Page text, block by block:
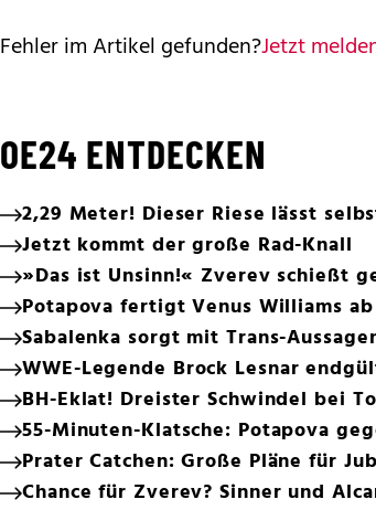
Fehler im Artikel gefunden?Jetzt
OE24 ENTDECKEN
2,29 Meter! Dieser Riese lässt
Jetzt kommt der große Rad-Knall
»Das ist Unsinn!« Zverev schießt
Potapova fertigt Venus Williams ab
Sabalenka sorgt mit Trans-
WWE-Legende Brock Lesnar
BH-Eklat! Dreister Schwindel bei
55-Minuten-Klatsche: Potapova
Prater Catchen: Große Pläne für
Chance für Zverev? Sinner und